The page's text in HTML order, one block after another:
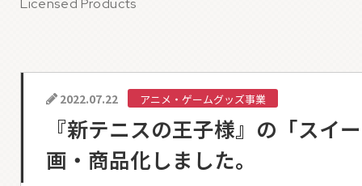
2022.07.22 アニメ・ゲームグッズ事業
『新テニスの王子様』の「スイ
画・商品化しました。